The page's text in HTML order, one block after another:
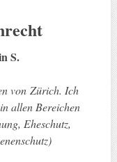
S.
von Zürich. Ich
allen Bereichen
Eheschutz,